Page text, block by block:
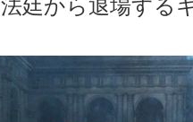
法廷から退場する